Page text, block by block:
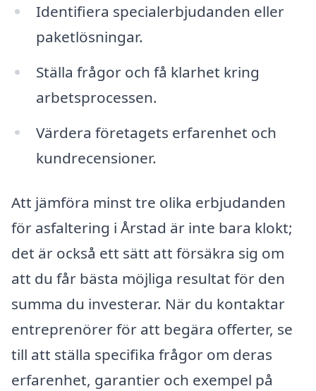
Identifiera specialerbjudanden eller
paketlösningar.
Ställa frågor och få klarhet kring
arbetsprocessen.
Värdera företagets erfarenhet och
kundrecensioner.
Att jämföra minst tre olika erbjudanden
för asfaltering i Årstad är inte bara klokt;
det är också ett sätt att försäkra sig om
att du får bästa möjliga resultat för den
summa du investerar. När du kontaktar
entreprenörer för att begära offerter, se
till att ställa specifika frågor om deras
erfarenhet, garantier och exempel på